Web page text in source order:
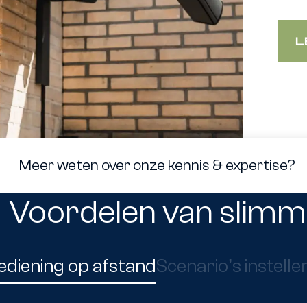
Meer weten over onze kennis & expertise?
Voordelen van
op afstandScenario’s